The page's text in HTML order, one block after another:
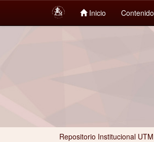
Inicio Contenido
Repositorio Institucional UTM